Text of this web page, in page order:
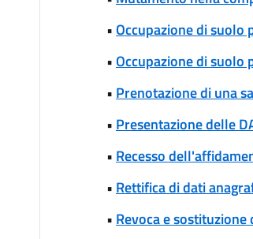
•Occupazione di
•Occupazione di
• Prenotazione di una
• Presentazione delle
• Recesso
• Rettifica di dati
• Revoca e